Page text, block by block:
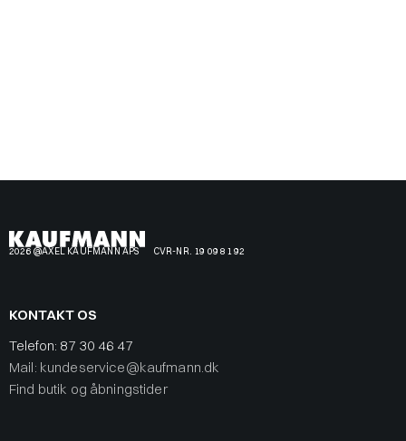
2026 @AXEL KAUFMANN APS CVR-NR. 19 09 81 92
KONTAKT OS
Telefon: 87 30 46 47
Mail: kundeservice@kaufmann.dk
Find butik og åbningstider